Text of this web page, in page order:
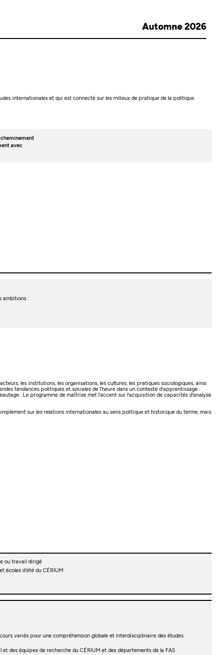
Automne 2026
internationales et qui est connecté sur les milieux de pratique de la politique
avec
ambitions :
les institutions, les organisations, les cultures, les pratiques sociologiques, ainsi
tendances politiques et sociales de l’heure dans un contexte d'apprentissage
Le programme de maîtrise met l'accent sur l'acquisition de capacités d'analyse
sur les relations internationales au sens politique et historique du terme, mais
ou travail dirigé
écoles d’été du CÉRIUM
variés pour une compréhension globale et interdisciplinaire des études
et des équipes de recherche du CÉRIUM et des départements de la FAS